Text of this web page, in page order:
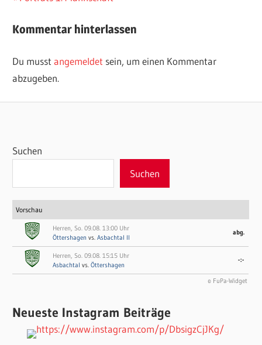
Kommentar hinterlassen
Du musstangemeldet sein, um einen Kommentar
abzugeben.
Suchen
Suchen
Vorschau
Herren, So. 09.08. 13:00 Uhr
Öttershagenvs.Asbachtal II
abg.
Herren, So. 09.08. 15:15 Uhr
Asbachtal vs.Öttershagen
-:-
© FuPa-Widget
Neueste Instagram Beiträge